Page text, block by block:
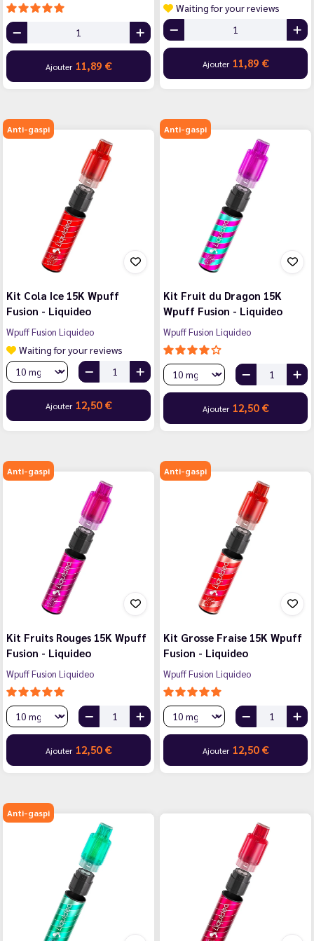
Ajouter 11,89 €
Waiting for your reviews
Ajouter 11,89 €
Anti-gaspi
Kit Cola Ice 15K Wpuff
Fusion - Liquideo
Wpuff Fusion Liquideo
Waiting for your reviews
Ajouter 12,50 €
Anti-gaspi
Kit Fruit du Dragon 15K
Wpuff Fusion - Liquideo
Wpuff Fusion Liquideo
Ajouter 12,50 €
Anti-gaspi
Kit Fruits Rouges 15K Wpuff
Fusion - Liquideo
Wpuff Fusion Liquideo
Ajouter 12,50 €
Anti-gaspi
Kit Grosse Fraise 15K Wpuff
Fusion - Liquideo
Wpuff Fusion Liquideo
Ajouter 12,50 €
Anti-gaspi